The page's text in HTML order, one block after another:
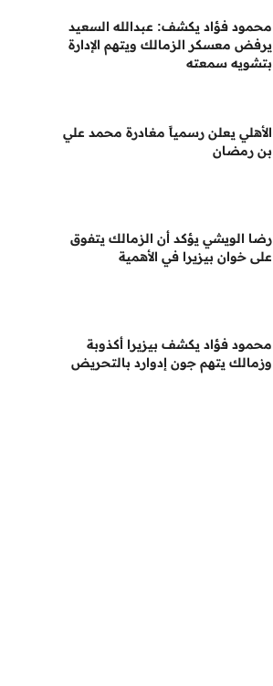
محمود فؤاد يكشف: عبدالله السعيد
يرفض معسكر الزمالك ويتهم الإدارة
بتشويه سمعته
الأهلي يعلن رسمياً مغادرة محمد علي
بن رمضان
رضا الويشي يؤكد أن الزمالك يتفوق
على خوان بيزيرا في الأهمية
محمود فؤاد يكشف بيزيرا أكذوبة
وزمالك يتهم جون إدوارد بالتحريض